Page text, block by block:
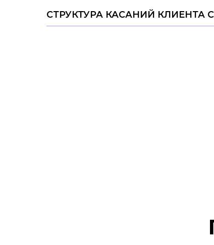
СТРУКТУРА КАСАНИЙ КЛИЕНТА